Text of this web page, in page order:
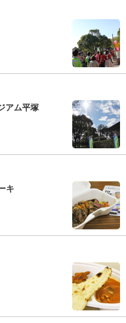
アム平塚
キ